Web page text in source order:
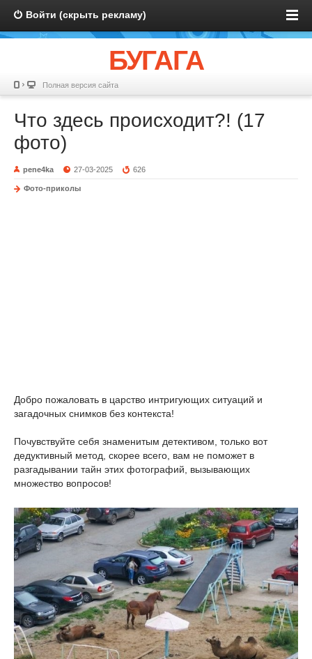
Войти (скрыть рекламу)
БУГАГА
Полная версия сайта
Что здесь происходит?! (17
фото)
pene4ka 27-03-2025 626
Фото-приколы
Добро пожаловать в царство интригующих ситуаций и
загадочных снимков без контекста!
Почувствуйте себя знаменитым детективом, только вот
дедуктивный метод, скорее всего, вам не поможет в
разгадывании тайн этих фотографий, вызывающих
множество вопросов!